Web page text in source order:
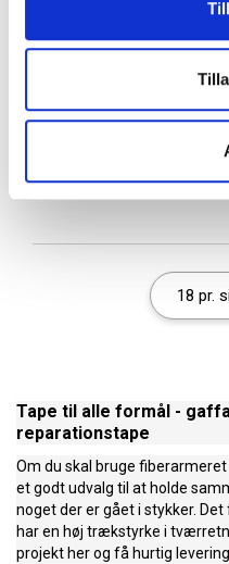
Se også vores udvalg
Tape til alle formål -
reparationstape
Om du skal bruge
et godt udvalg til at holde
noget der er gået i stykker.
har en høj trækstyrke i
projekt her og få hurtig levering.